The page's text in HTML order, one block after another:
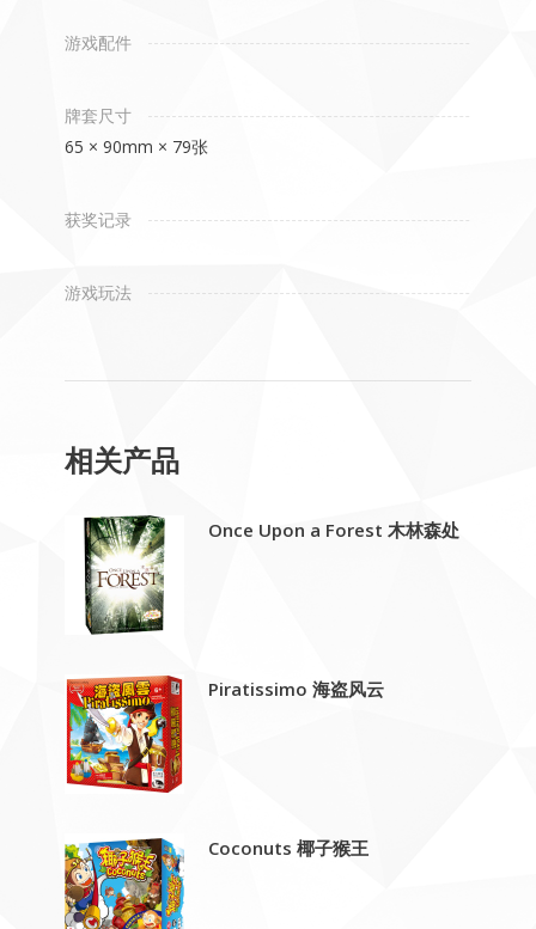
游戏配件
牌套尺寸
65 × 90mm × 79张
获奖记录
游戏玩法
相关产品
Once Upon a Forest 木林森处
Piratissimo 海盗风云
Coconuts 椰子猴王